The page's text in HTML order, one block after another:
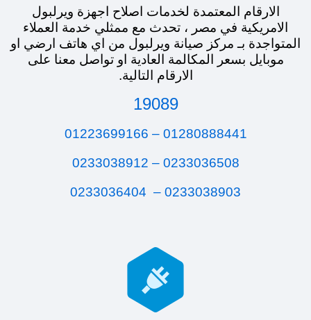
الارقام المعتمدة لخدمات اصلاح اجهزة ويرلبول
الامريكية في مصر ، تحدث مع ممثلي خدمة العملاء
المتواجدة بـ مركز صيانة ويرلبول من اي هاتف ارضي او
موبايل بسعر المكالمة العادية او تواصل معنا على
الارقام التالية.
19089
01280888441 – 01223699166
0233036508 – 0233038912
0233038903 –
0233036404
